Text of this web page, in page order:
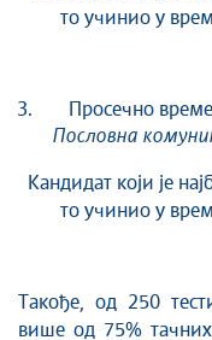
то учинио у
Просечно
Пословна
Кандидат који је
то учинио у
Такође, од 250
више од 75%